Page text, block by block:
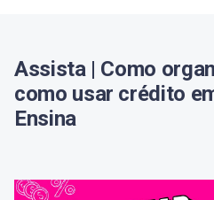
Assista | Como
como usar crédito
Ensina